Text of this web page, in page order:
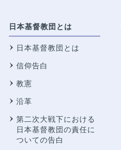
日本基督教団とは
日本基督教団とは
信仰告白
教憲
沿革
第二次大戦下における
日本基督教団の責任に
ついての告白